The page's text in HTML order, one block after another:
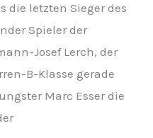
die letzten Sieger des
Spieler der
Josef Lerch, der
B-Klasse gerade
Marc Esser die